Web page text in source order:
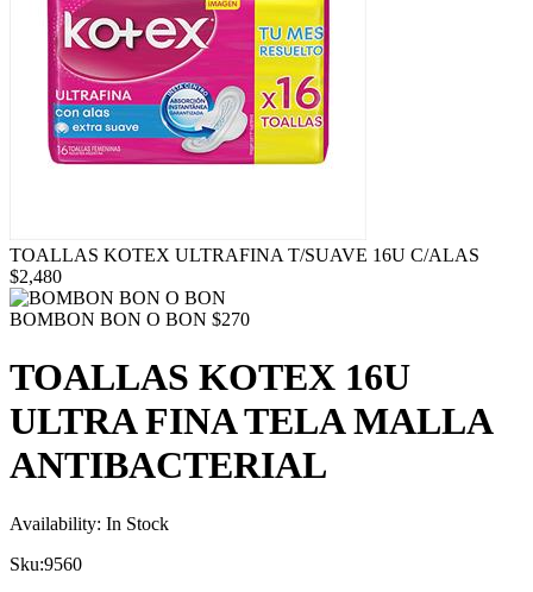
TOALLAS KOTEX ULTRAFINA T/SUAVE 16U C/ALAS
$2,480
BOMBON BON O BON $270
TOALLAS KOTEX 16U
ULTRA FINA TELA MALLA
ANTIBACTERIAL
Availability: In Stock
Sku:9560